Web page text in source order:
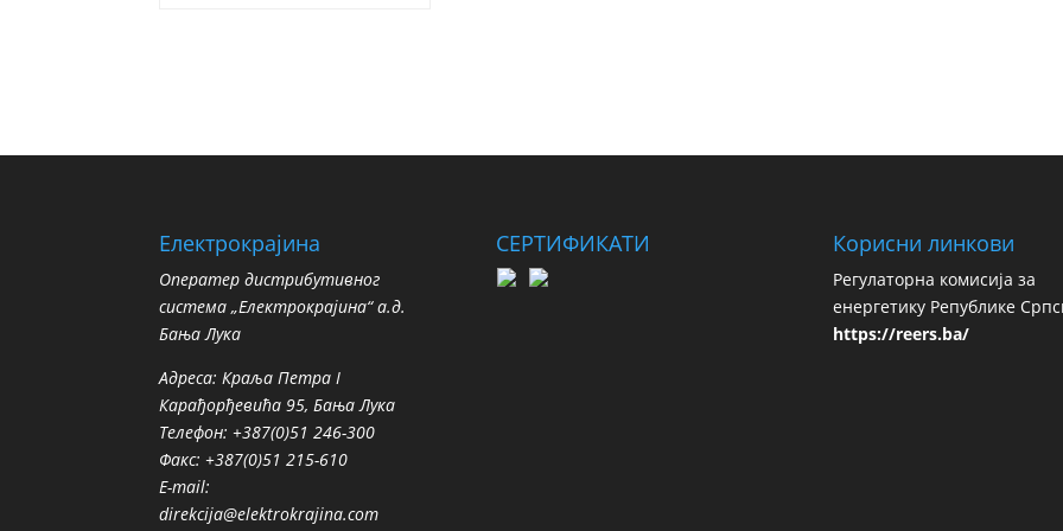
Електрокрајина
Oператер дистрибутивног
система „Електрокрајина“ а.д.
Бања Лука
Адреса: Краља Петра I
Карађорђевића 95, Бања Лука
Телефон: +387(0)51 246-300
Факс: +387(0)51 215-610
E-mail:
direkcija@elektrokrajina.com
СЕРТИФИКАТИ Корисни линкови
Регулаторна комисија за
енергетику Републике
https://reers.ba/